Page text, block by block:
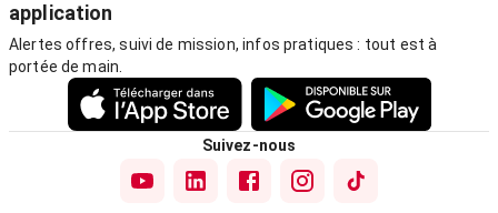
application
Alertes offres, suivi de mission, infos pratiques : tout est à
portée de main.
Suivez-nous